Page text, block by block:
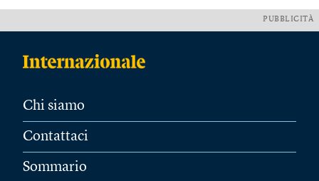
PUBBLICITÀ
Chi siamo
Contattaci
Sommario